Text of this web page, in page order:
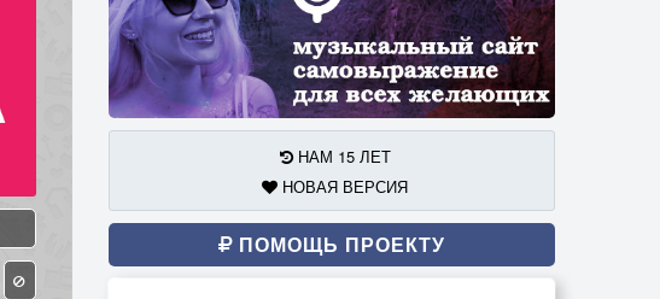
НАМ 15 ЛЕТ
НОВАЯ ВЕРСИЯ
ПОМОЩЬ ПРОЕКТУ